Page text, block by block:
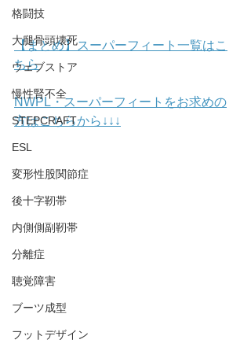
格闘技
大腿骨頭壊死
ウェブストア
慢性腎不全
STEPCRAFT
ESL
変形性股関節症
後十字靭帯
内側側副靭帯
分離症
聴覚障害
ブーツ成型
フットデザイン
【まとめ】スーパーフィート一覧はこ
ちら
NWPL・スーパーフィートをお求めの
方はこちらから↓↓↓